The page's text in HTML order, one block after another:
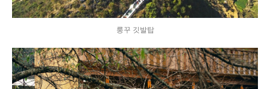
룽꾸 깃발탑